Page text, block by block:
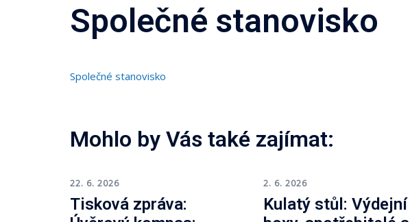
Společné stanovisko
Společné stanovisko
Mohlo by Vás také zajímat:
22. 6. 2026
Tisková zpráva:
2. 6. 2026
Kulatý stůl: Výdejní